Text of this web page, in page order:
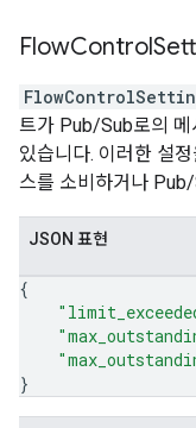
FlowControl
트가 Pub/Sub로의 메
있습니다. 이러한 설
스를 소비하거나
JSON 표현
{
}